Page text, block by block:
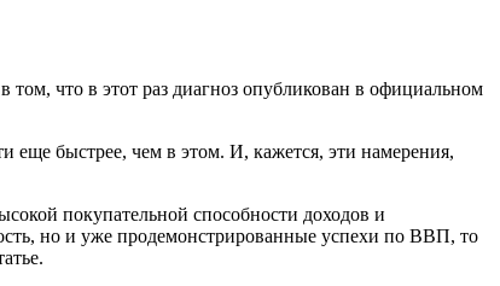
том, что в этот раз диагноз опубликован в официальном
еще быстрее, чем в этом. И, кажется, эти намерения,
покупательной способности доходов и
но и уже продемонстрированные успехи по ВВП, то